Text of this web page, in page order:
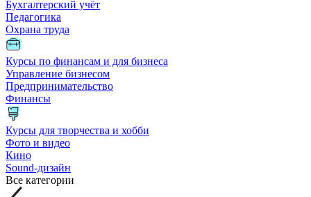
Бухгалтерский учёт
Педагогика
Охрана труда
Курсы по финансам и для бизнеса
Управление бизнесом
Предпринимательство
Финансы
Курсы для творчества и хобби
Фото и видео
Кино
Sound-дизайн
Все категории